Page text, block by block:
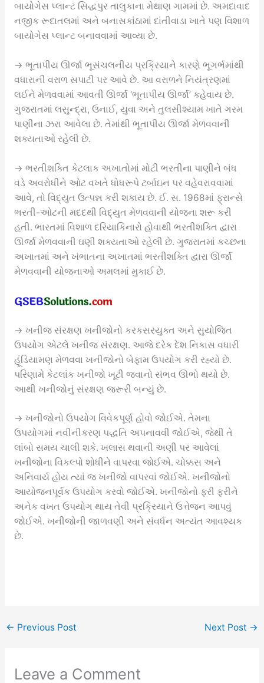
બાયોગેસ પ્લાન્ટ સિદ્ધપુર તાલુકાના મેથાણ ગામમાં છે. અમદાવાદ
નજીક રૂદાતલમાં અને બનાસકાંઠામાં દાંતીવાડા ખાતે પણ વિશાળ
બાયોગેસ પ્લાન્ટ બનાવવામાં આવ્યા છે.
→ ભૂતાપીય ઊર્જા ભૂસંચલનીય પ્રક્રિયાને કારણે ભૂગર્ભમાંથી
વધારાની વરાળ સપાટી પર આવે છે. આ વરાળને નિયંત્રણમાં
લઈને મેળવવામાં આવતી ઊર્જા ‘ભૂતાપીય ઊર્જા’ કહેવાય છે.
ગુજરાતમાં લસુન્દ્રા, ઉનાઈ, યુવા અને તુલસીશ્યામ ખાતે ગરમ
પાણીના ઝરા આવેલા છે. તેમાંથી ભૂતાપીય ઊર્જા મેળવવાની
શક્યતાઓ રહેલી છે.
→ ભરતીશક્તિ કેટલાક અખાતોમાં મોટી ભરતીના પાણીને બંધ
વડે અવરોધીને ઓટ વખતે ધોધરૂપે ટર્બાઇન પર વહેવરાવવામાં
આવે, તો વિદ્યુત ઉત્પન્ન કરી શકાય છે. ઈ. સ. 1968માં ફ્રાન્સે
ભરતી-ઓટની મદદથી વિદ્યુત મેળવવાની યોજના શરૂ કરી
હતી. ભારતમાં વિશાળ દરિયાકિનારો હોવાથી ભરતીશક્તિ દ્વારા
ઊર્જા મેળવવાની ઘણી શક્યતાઓ રહેલી છે. ગુજરાતમાં કચ્છના
અખાતમાં અને ખંભાતના અખાતમાં ભરતીશક્તિ દ્વારા ઊર્જા
મેળવવાની યોજનાઓ અમલમાં મુકાઈ છે.
→ ખનીજ સંરક્ષણ ખનીજોનો કરકસરયુક્ત અને સુયોજિત
ઉપયોગ એટલે ખનીજ સંરક્ષણ. આજે દરેક દેશ નિકાસ વધારી
હૂંડિયામણ મેળવવા ખનીજોનો બેફામ ઉપયોગ કરી રહ્યો છે.
પરિણામે કેટલાંક ખનીજો ખૂટી જવાનો સંભવ ઊભો થયો છે.
આથી ખનીજોનું સંરક્ષણ જરૂરી બન્યું છે.
→ ખનીજોનો ઉપયોગ વિવેકપૂર્ણ હોવો જોઈએ. તેમના
ઉપયોગમાં નવીનીકરણ પદ્ધતિ અપનાવવી જોઈએ, જેથી તે
લાંબો સમય ચાલી શકે. ખલાસ થવાની અણી પર આવેલાં
ખનીજોના વિકલ્પો શોધીને વાપરવા જોઈએ. ચોક્કસ અને
અનિવાર્ય હોય ત્યાં જ ખનીજો વાપરવાં જોઈએ. ખનીજોનો
આયોજનપૂર્વક ઉપયોગ કરવો જોઈએ. ખનીજોનો ફરી ફરીને
અનેક વખત ઉપયોગ થાય તેવી પ્રક્રિયાને ઉત્તેજન આપવું
જોઈએ. ખનીજોની જાળવણી અને સંવર્ધન અત્યંત આવશ્યક
છે.
← Previous Post Next Post →
Leave a Comment